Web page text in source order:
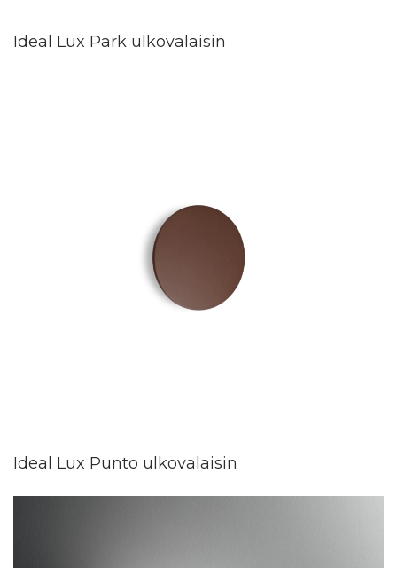
Ideal Lux Park ulkovalaisin
Ideal Lux Punto ulkovalaisin